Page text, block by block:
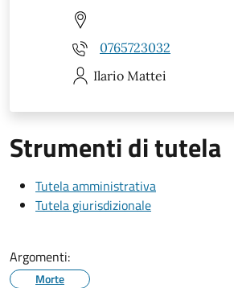
0765723032
Ilario Mattei
Strumenti di tutela
Tutela amministrativa
Tutela giurisdizionale
Argomenti:
Morte